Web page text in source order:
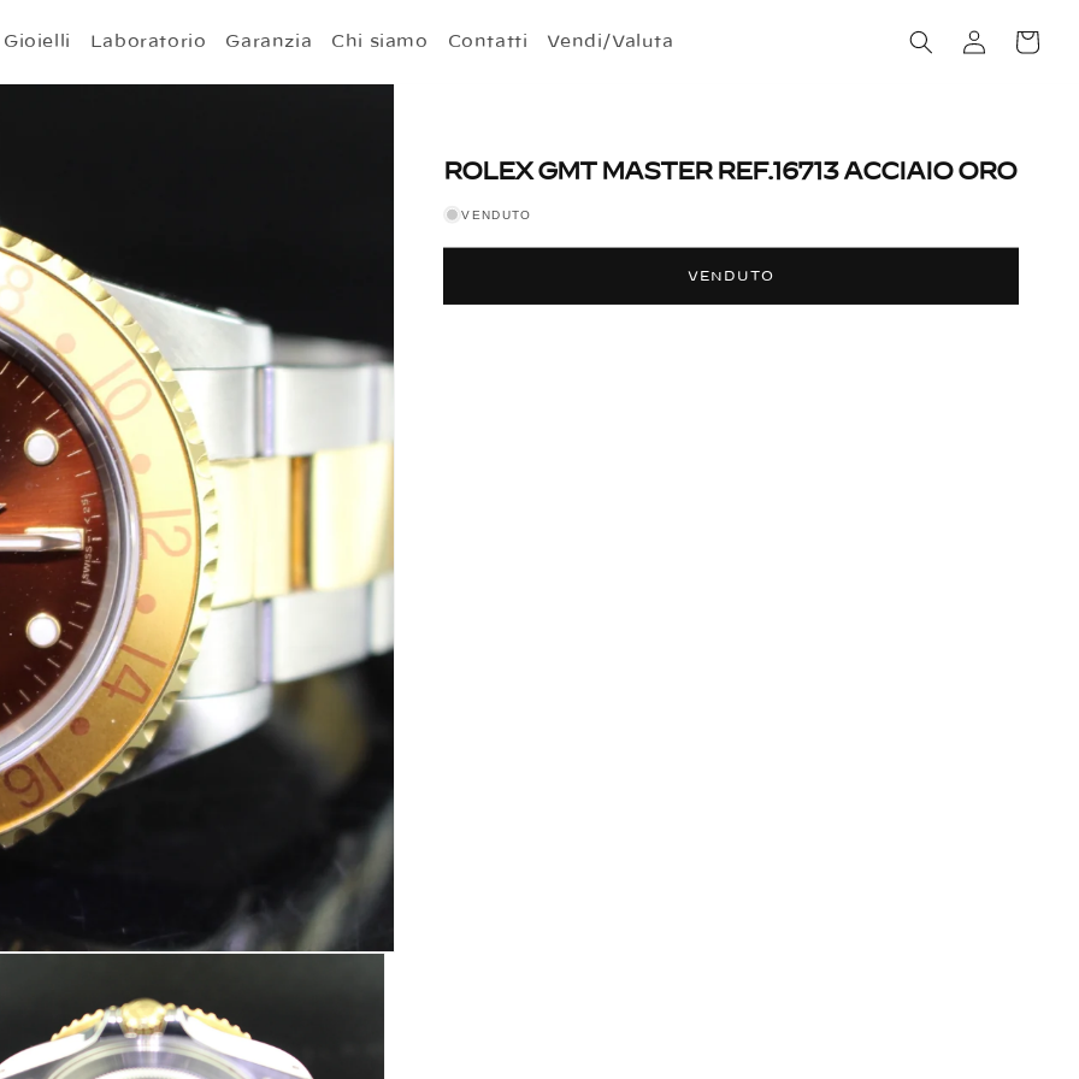
Gioielli Laboratorio Garanzia Chi siamo Contatti Vendi/Valuta Accedi Carrello
ROLEX GMT MASTER REF.16713 ACCIAIO ORO
VENDUTO
VENDUTO